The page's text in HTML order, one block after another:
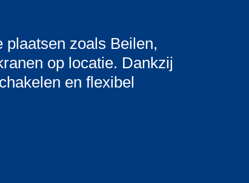
plaatsen zoals Beilen,
op locatie. Dankzij
en flexibel